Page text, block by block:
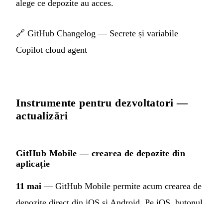
alege ce depozite au acces.
🔗 GitHub Changelog — Secrete și variabile
Copilot cloud agent
Instrumente pentru dezvoltatori —
actualizări
GitHub Mobile — crearea de depozite din
aplicație
11 mai — GitHub Mobile permite acum crearea de